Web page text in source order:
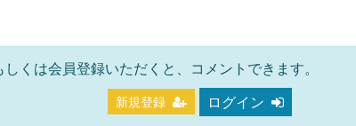
しくは会員登録いただくと、コメントできます。
新規登録 ログイン